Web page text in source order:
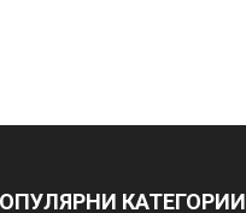
КАТЕГОРИИ